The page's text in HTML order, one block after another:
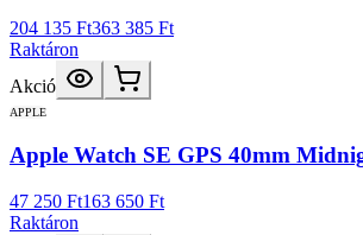
204 135 Ft363 385 Ft
Raktáron
Akció
APPLE
Apple Watch SE GPS 40mm
47 250 Ft163 650 Ft
Raktáron